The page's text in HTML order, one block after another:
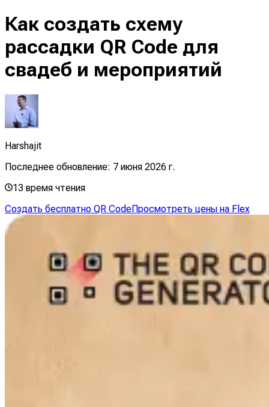
Как создать схему
рассадки QR Code для
свадеб и мероприятий
Harshajit
Последнее обновление: 7 июня 2026 г.
13 время чтения
Создать бесплатно QR CodeПросмотреть цены на Flex